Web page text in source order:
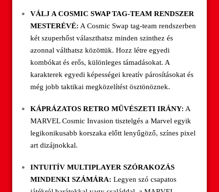
VÁLJ A COSMIC SWAP TAG-TEAM RENDSZER
MESTERÉVÉ: A Cosmic Swap tag-team rendszerben
két szuperhőst választhatsz minden szinthez és
azonnal válthatsz közöttük. Hozz létre egyedi
kombókat és erős, különleges támadásokat. A
karakterek egyedi képességei kreatív párosításokat és
még jobb taktikai megközelítést ösztönöznek.
KÁPRÁZATOS RETRO MŰVÉSZETI IRÁNY: A
MARVEL Cosmic Invasion tisztelgés a Marvel egyik
legikonikusabb korszaka előtt lenyűgöző, színes pixel
art dizájnokkal.
INTUITÍV MULTIPLAYER SZÓRAKOZÁS
MINDENKI SZÁMÁRA:Legyen szó csapatos